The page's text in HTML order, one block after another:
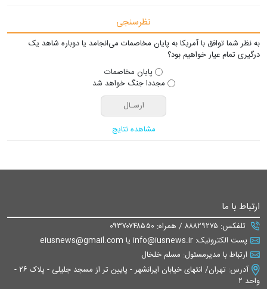
نظرسنجی
به نظر شما توافق با آمریکا به پایان مخاصمات می‌انجامد یا دوباره شاهد یک
درگیری تمام عیار خواهیم بود؟
پایان مخاصمات
مجددا جنگ خواهد شد
مشاهده نتایج
ارتباط با ما
تلفکس: ۸۸۸۲۹۲۷۵ / همراه: ۰۹۳۷۰۷۴۸۵۵۰
پست الکترونیک: info@iusnews.ir یا eiusnews@gmail.com
ارتباط با مدیرمسئول: مسلم خلخال
آدرس: تهران/ انتهای خیابان ایرانشهر - پایین تر از مسجد جلیلی - پلاک ۲۶ -
واحد ۲